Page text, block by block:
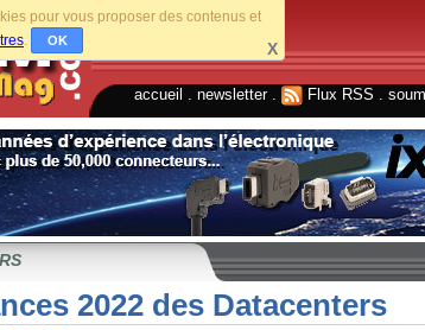
pour vous proposer des contenus et
. OK X
accueil newsletter. Flux RSS
2022 des Datacenters